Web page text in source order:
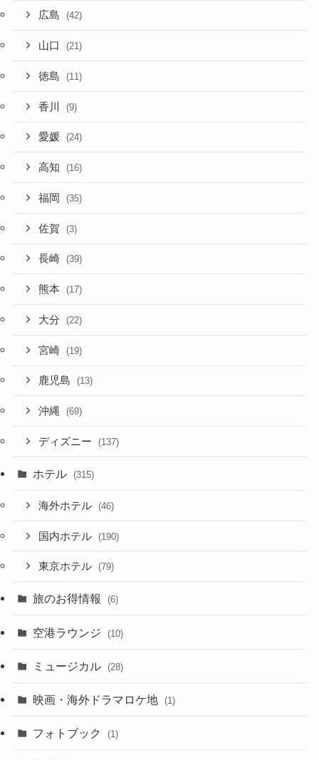
広島 (42)
山口 (21)
徳島 (11)
香川 (9)
愛媛 (24)
高知 (16)
福岡 (35)
佐賀 (3)
長崎 (39)
熊本 (17)
大分 (22)
宮崎 (19)
鹿児島 (13)
沖縄 (69)
ディズニー (137)
ホテル (315)
海外ホテル (46)
国内ホテル (190)
東京ホテル (79)
旅のお得情報 (6)
空港ラウンジ (10)
ミュージカル (28)
映画・海外ドラマロケ地 (1)
フォトブック (1)